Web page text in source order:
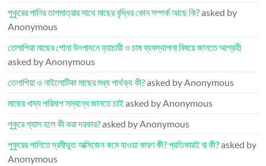
পুকুরের পানির তাপমাত্রার সাথে মাছের বৃদ্ধির কোন সম্পর্ক আছে কি?asked by
Anonymous
তেলাপিয়া মাছের পোনা উৎপাদনে হ্যাচারী ও চাষ ব্যবস্থাপনা বিষয়ে জানতে আগ্রহী
asked by Anonymous
তেলাপিয়া ও নাইলোটিকা মাছের মধ্য পার্থক্য কী?asked by Anonymous
মাছের খাদ্য পরিমাপ সম্বন্ধে জানতে চাইasked by Anonymous
পুকুরে গ্যাস হলে কী করা দরকার?asked by Anonymous
পুকুরের পানিতে দ্রবীভূত অক্সিজেন কমে যাওয়া কারণ কী? প্রতিকারই বা কী?asked by
Anonymous